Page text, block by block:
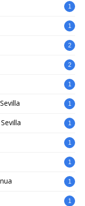
1
1
2
2
1
1
1
1
1
1
1